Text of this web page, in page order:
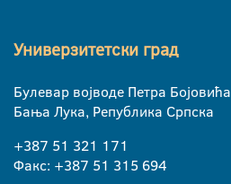
Универзитетски град
Булевар војводе Петра Бојовића
Бања Лука, Република Српска
+387 51 321 171
Факс: +387 51 315 694